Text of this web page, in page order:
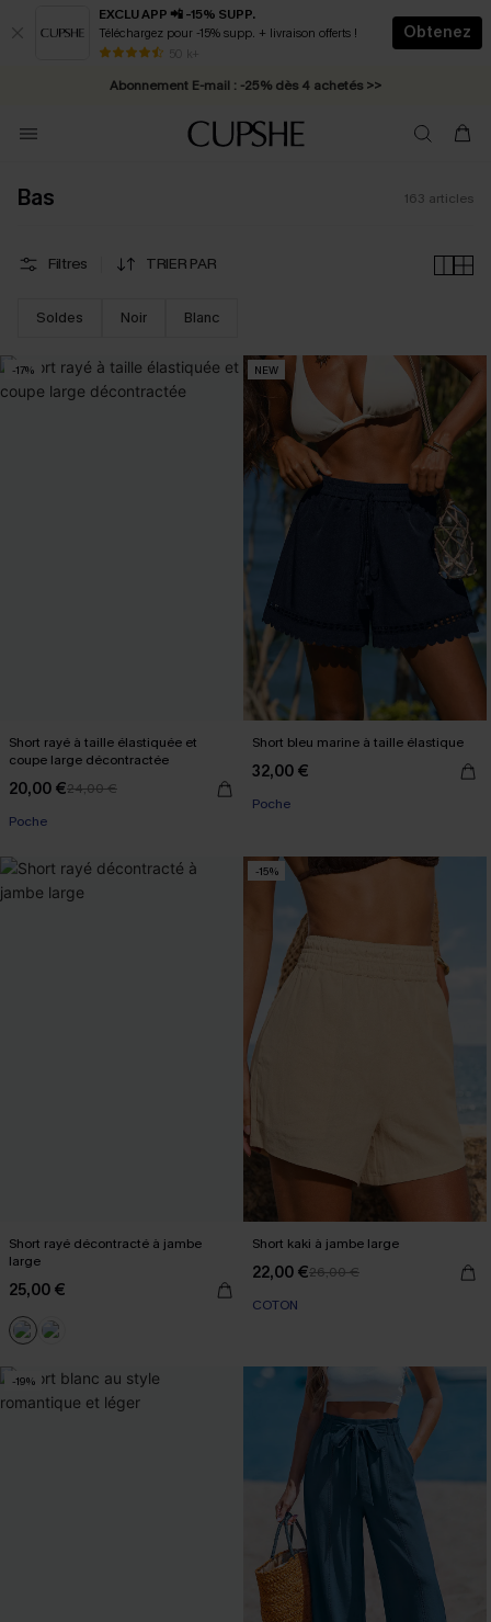
EXCLU APP 📲 -15% SUPP.
Téléchargez pour -15% supp. + livraison offerts !
50 k+
Obtenez
* Livraison éclair 2-3 jours ouvrés >>
Abonnement E-mail : -25% dès 4 achetés >>
Bas 163 articles
Filtres TRIER PAR
Soldes Noir Blanc
-17%
Short rayé à taille élastiquée et
coupe large décontractée
20,00 €24,00 €
Poche
NEW
Short bleu marine à taille élastique
32,00 €
Poche
Short rayé décontracté à jambe
large
25,00 €
-15%
Short kaki à jambe large
22,00 €26,00 €
COTON
-19%